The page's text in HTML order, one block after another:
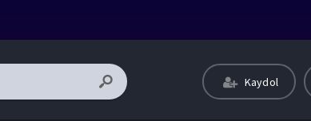
Kaydol